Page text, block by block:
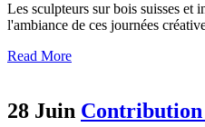
Les sculpteurs sur bois suisses
l'ambiance de ces journées
Read More
28 Juin Contribution